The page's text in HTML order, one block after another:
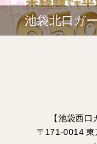
池袋北口ガ
【池袋西
〒171-0014